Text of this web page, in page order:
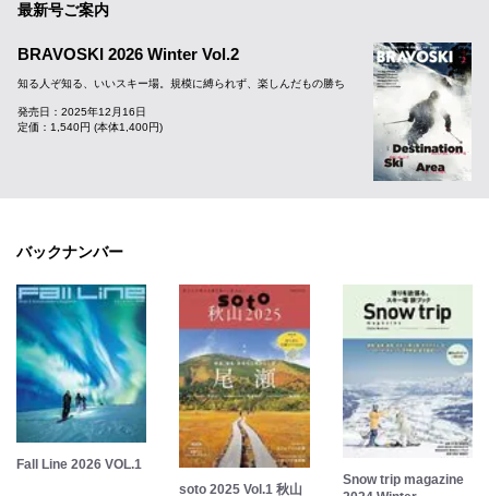
最新号ご案内
BRAVOSKI 2026 Winter Vol.2
知る人ぞ知る、いいスキー場。規模に縛られず、楽しんだもの勝ち
発売日：2025年12月16日
定価：1,540円 (本体1,400円)
バックナンバー
Fall Line 2026 VOL.1
soto 2025 Vol.1 秋山
Snow trip magazine